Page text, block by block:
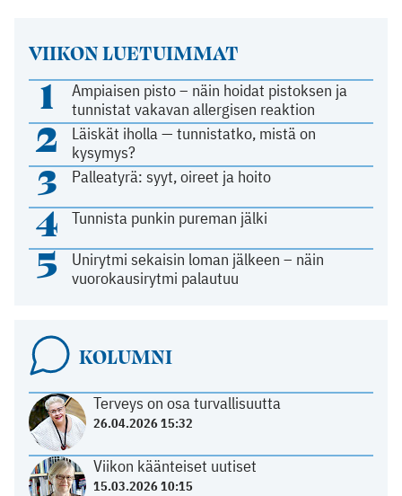
VIIKON LUETUIMMAT
1
Ampiaisen pisto – näin hoidat pistoksen ja
tunnistat vakavan allergisen reaktion
2
Läiskät iholla — tunnistatko, mistä on
kysymys?
3 Palleatyrä: syyt, oireet ja hoito
4 Tunnista punkin pureman jälki
5
Unirytmi sekaisin loman jälkeen – näin
vuorokausirytmi palautuu
KOLUMNI
Terveys on osa turvallisuutta
26.04.2026 15:32
Viikon käänteiset uutiset
15.03.2026 10:15